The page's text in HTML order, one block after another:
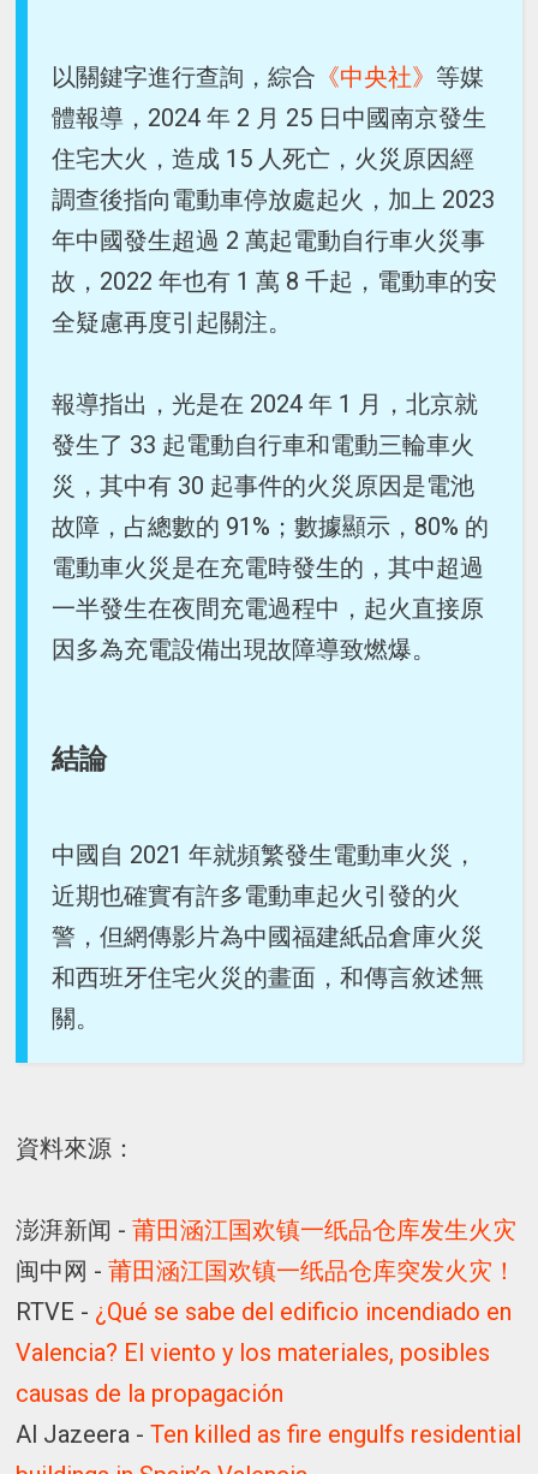
以關鍵字進行查詢，綜合 《中央社》等媒
體報導，2024 年 2 月 25 日中國南京發生
住宅大火，造成 15 人死亡，火災原因經
調查後指向電動車停放處起火，加上 2023
年中國發生超過 2 萬起電動自行車火災事
故，2022 年也有 1 萬 8 千起，電動車的安
全疑慮再度引起關注。
報導指出，光是在 2024 年 1 月，北京就
發生了 33 起電動自行車和電動三輪車火
災，其中有 30 起事件的火災原因是電池
故障，占總數的 91%；數據顯示，80% 的
電動車火災是在充電時發生的，其中超過
一半發生在夜間充電過程中，起火直接原
因多為充電設備出現故障導致燃爆。
結論
中國自 2021 年就頻繁發生電動車火災，
近期也確實有許多電動車起火引發的火
警，但網傳影片為中國福建紙品倉庫火災
和西班牙住宅火災的畫面，和傳言敘述無
關。
資料來源：
澎湃新闻 -莆田涵江国欢镇一纸品仓库发生火灾
闽中网 -莆田涵江国欢镇一纸品仓库突发火灾！
RTVE - ¿Qué se sabe del edificio incendiado en
Valencia? El viento y los materiales, posibles
causas de la propagación
Al Jazeera -Ten killed as fire engulfs residential